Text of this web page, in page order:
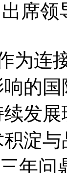
出席领
连
的
发
淀
问